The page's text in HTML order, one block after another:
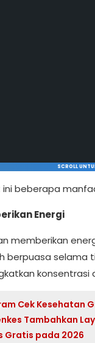
SCROLL
ini beberapa
Energi
memberikan
berpuasa selama
konsentrasi
Cek Kesehatan
Tambahkan
Gratis pada 2026